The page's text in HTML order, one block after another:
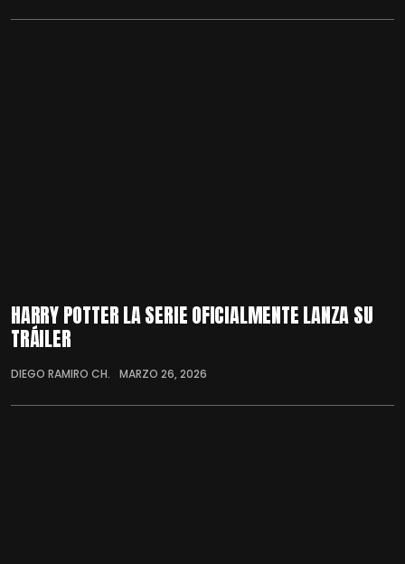
HARRY POTTER LA SERIE OFICIALMENTE LANZA SU
TRÁILER
DIEGO RAMIRO CH. MARZO 26, 2026